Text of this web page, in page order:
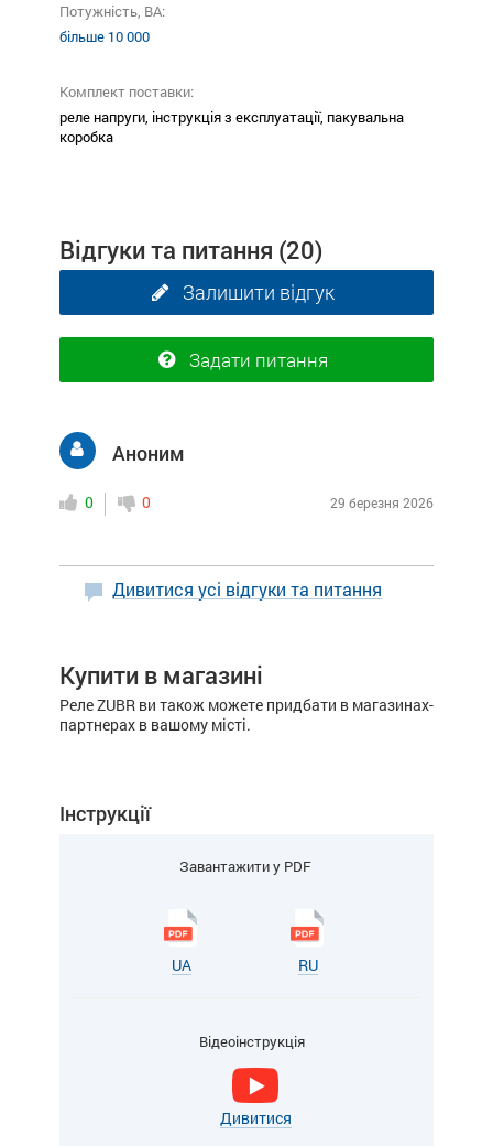
Потужність, ВА:
більше 10 000
Комплект поставки:
реле напруги, інструкція з експлуатації, пакувальна
коробка
Відгуки та питання (20)
Залишити відгук
Задати питання
Аноним
0 0 29 березня 2026
Дивитися усі відгуки та питання
Купити в магазині
Реле ZUBR ви також можете придбати в магазинах-
партнерах в вашому місті.
Інструкції
Завантажити у PDF
UA RU
Відеоінструкція
Дивитися